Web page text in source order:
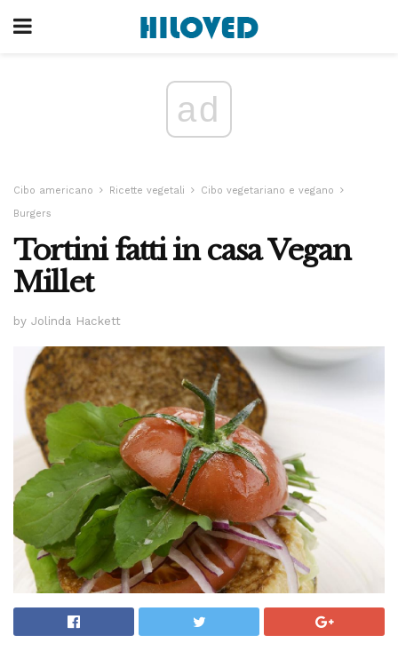
ad
Cibo americano Ricette vegetali
Cibo vegetariano e vegano
Burgers
Tortini fatti in casa Vegan
Millet
by Jolinda Hackett